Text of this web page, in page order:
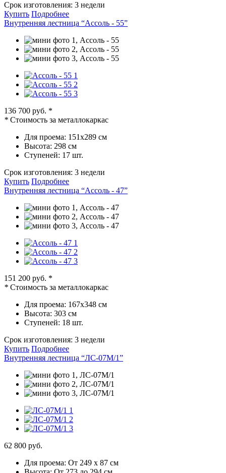
Срок изготовления: 3 недели
Купить Подробнее
Внутренняя лестница “Ассоль - 55”
136 700 руб. *
* Стоимость за металлокаркас
Для проема: 151х289 см
Высота: 298 см
Ступеней: 17 шт.
Срок изготовления: 3 недели
Купить Подробнее
Внутренняя лестница “Ассоль - 47”
151 200 руб. *
* Стоимость за металлокаркас
Для проема: 167х348 см
Высота: 303 см
Ступеней: 18 шт.
Срок изготовления: 3 недели
Купить Подробнее
Внутренняя лестница “ЛС-07М/1”
62 800 руб.
Для проема: От 249 х 87 см